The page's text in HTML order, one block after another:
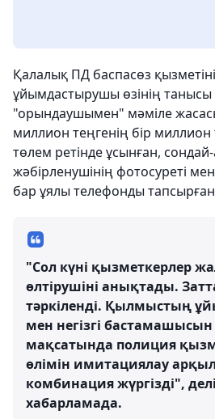
Қалалық ПД баспасөз
ұйымдастырушы өзінің
"орындаушымен" мәміле
миллион теңгенің бір миллион
төлем ретінде ұсынған,
жәбірленушінің фотосуреті
бар ұялы телефонды
"Сол күні қызметкерлер
өлтірушіні анықтады.
тәркіленді. Қылмыстың
мен негізгі бастамашысын
мақсатында полиция
өлімін имитациялау
комбинация жүргізді",
хабарламада.